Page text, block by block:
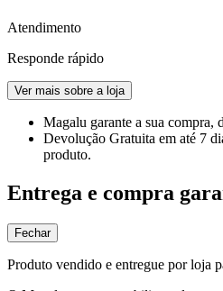
Atendimento
Responde rápido
Ver mais sobre a loja
Magalu garante a sua compra,
Devolução Gratuita em até 7
produto.
Entrega e compra
Fechar
Produto vendido e entregue por loja